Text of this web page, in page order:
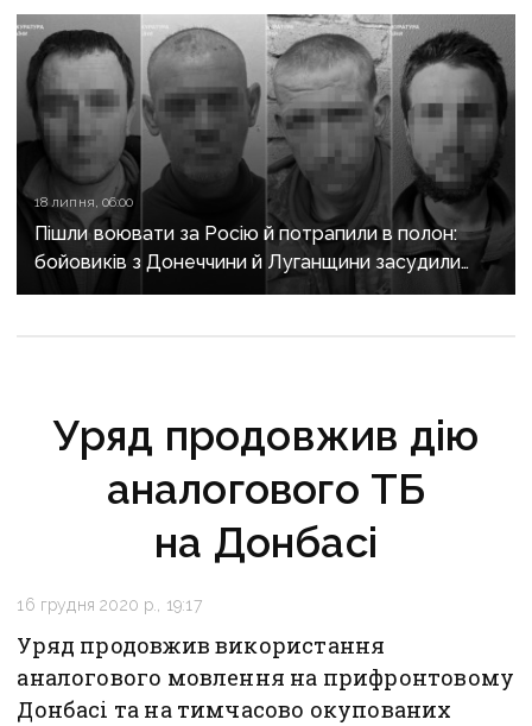
18 липня, 06:00
Пішли воювати за Росію й потрапили в полон:
бойовиків з Донеччини й Луганщини засудили
до 15 років тюрми
Уряд продовжив дію
аналогового ТБ
на Донбасі
16 грудня 2020 р., 19:17
Уряд продовжив використання
аналогового мовлення на прифронтовому
Донбасі та на тимчасово окупованих